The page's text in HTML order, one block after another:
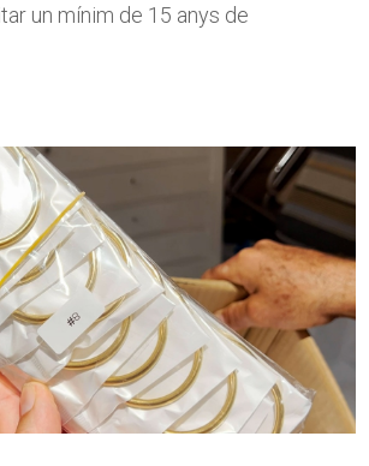
un mínim de 15 anys de